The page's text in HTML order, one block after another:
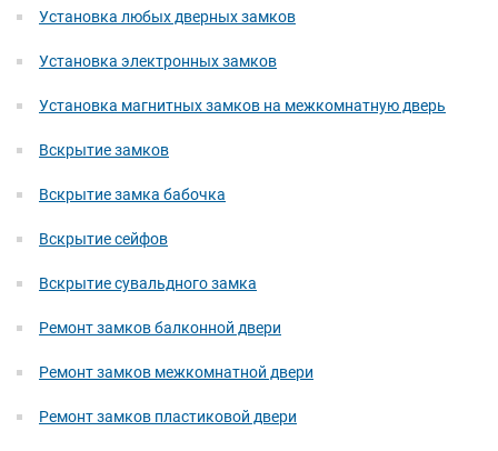
Установка любых дверных замков
Установка электронных замков
Установка магнитных замков на межкомнатную дверь
Вскрытие замков
Вскрытие замка бабочка
Вскрытие сейфов
Вскрытие сувальдного замка
Ремонт замков балконной двери
Ремонт замков межкомнатной двери
Ремонт замков пластиковой двери